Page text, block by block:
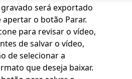
será exportado
apertar o botão Parar.
para revisar o vídeo,
de salvar o vídeo,
de selecionar a
que deseja baixar.